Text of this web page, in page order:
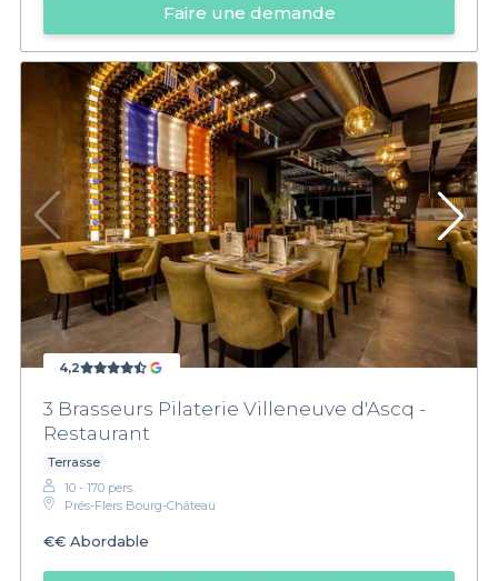
Faire une demande
4,2
3 Brasseurs Pilaterie Villeneuve d'Ascq -
Restaurant
Terrasse
10 - 170 pers.
Prés-Flers Bourg-Château
€€ Abordable